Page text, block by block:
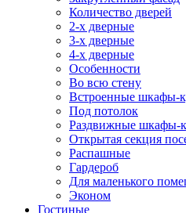
Количество дверей
2-х дверные
3-х дверные
4-х дверные
Особенности
Во всю стену
Встроенные шкафы-
Под потолок
Раздвижные шкафы-
Открытая секция
Распашные
Гардероб
Для маленького
Эконом
Гостиные